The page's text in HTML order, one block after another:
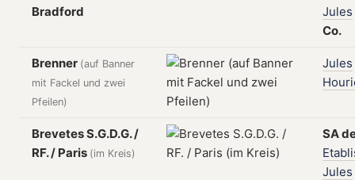
Bradford
Jules
Co.
Brenner (auf Banner
mit Fackel und zwei
Pfeilen)
Jules
Brevetes S.G.D.G. /
RF. / Paris (im Kreis)
SA
Jules